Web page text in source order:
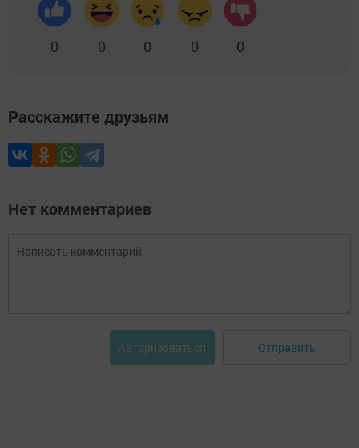
0 0 0 0 0
Расскажите друзьям
Нет комментариев
Авторизоваться Отправить